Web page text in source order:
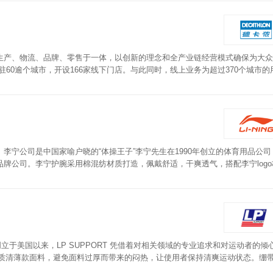
、物流、品牌、零售于一体，以创新的理念和全产业链经营模式确保为大
逾个城市，开设166家线下门店。与此同时，线上业务为超过370个城市的
宁公司是中国家喻户晓的“体操王子”李宁先生在1990年创立的体育用品公
公司。李宁护腕采用棉混纺材质打造，佩戴舒适，干爽透气，搭配李宁
于美国以来，LP SUPPORT 凭借着对相关领域的专业追求和对运动者的倾
薄款面料，避免面料过厚而带来的闷热，让使用者保持清爽运动状态。绷